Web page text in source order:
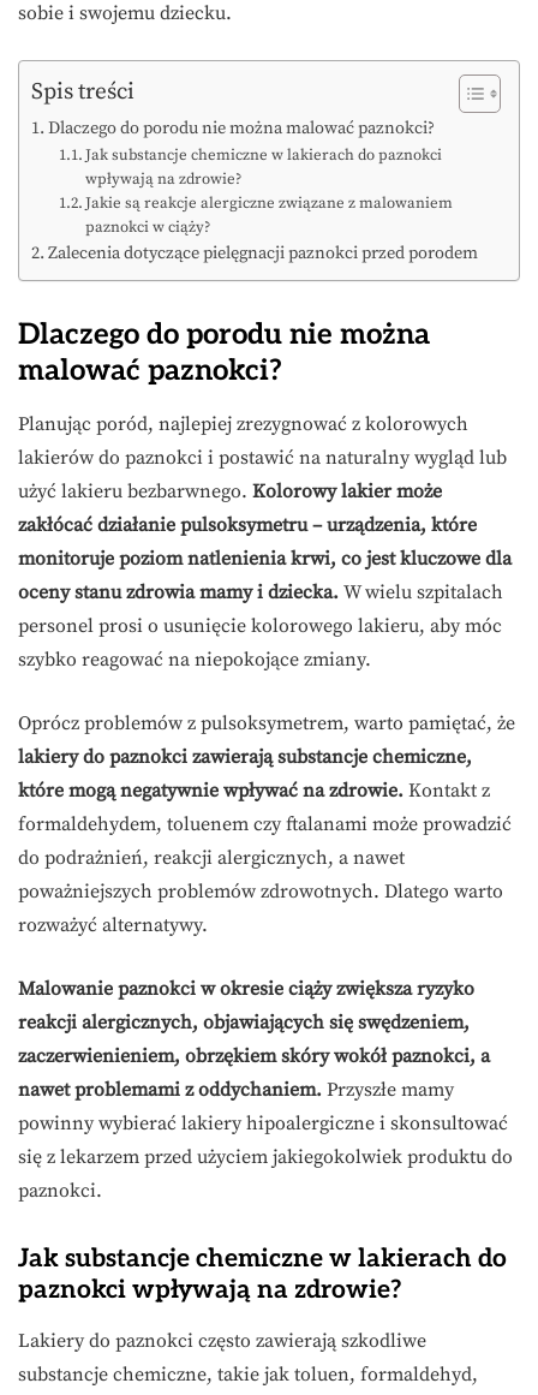
sobie i swojemu dziecku.
Spis treści
Dlaczego do porodu nie można malować paznokci?
Jak substancje chemiczne w lakierach do paznokci
wpływają na zdrowie?
Jakie są reakcje alergiczne związane z malowaniem
paznokci w ciąży?
Zalecenia dotyczące pielęgnacji paznokci przed porodem
Dlaczego do porodu nie można
malować paznokci?
Planując poród, najlepiej zrezygnować z kolorowych
lakierów do paznokci i postawić na naturalny wygląd lub
użyć lakieru bezbarwnego. Kolorowy lakier może
zakłócać działanie pulsoksymetru – urządzenia, które
monitoruje poziom natlenienia krwi, co jest kluczowe dla
oceny stanu zdrowia mamy i dziecka. W wielu szpitalach
personel prosi o usunięcie kolorowego lakieru, aby móc
szybko reagować na niepokojące zmiany.
Oprócz problemów z pulsoksymetrem, warto pamiętać, że
lakiery do paznokci zawierają substancje chemiczne,
które mogą negatywnie wpływać na zdrowie. Kontakt z
formaldehydem, toluenem czy ftalanami może prowadzić
do podrażnień, reakcji alergicznych, a nawet
poważniejszych problemów zdrowotnych. Dlatego warto
rozważyć alternatywy.
Malowanie paznokci w okresie ciąży zwiększa ryzyko
reakcji alergicznych, objawiających się swędzeniem,
zaczerwienieniem, obrzękiem skóry wokół paznokci, a
nawet problemami z oddychaniem. Przyszłe mamy
powinny wybierać lakiery hipoalergiczne i skonsultować
się z lekarzem przed użyciem jakiegokolwiek produktu do
paznokci.
Jak substancje chemiczne w lakierach do
paznokci wpływają na zdrowie?
Lakiery do paznokci często zawierają szkodliwe
substancje chemiczne, takie jak toluen, formaldehyd,